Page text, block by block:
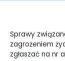
Sprawy
zagrożeniem
zgłaszać na nr